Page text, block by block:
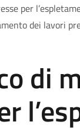
per
dei lavori
di